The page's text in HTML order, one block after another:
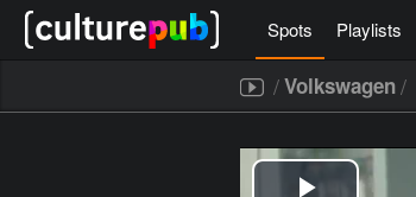
Spots Playlists
/Volkswagen/